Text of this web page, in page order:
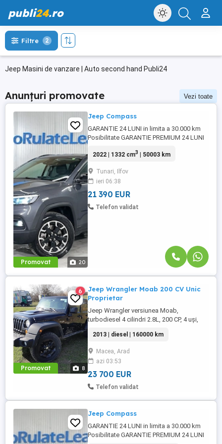
publi24.ro
Jeep Masini de vanzare | Auto second hand Publi24
Filtre 2
Anunțuri promovate Vezi toate
Promovat 20
Jeep Compass
GARANTIE 24 LUNI in limita a 30.000 km
Posibilitate GARANTIE PREMIUM 24 LUNI
CEBIA disponibil Certificat baterie
0% pe o perioada de maxim 6 ani
Aprobare garantata credit pentru
persoane fizice (cu venituri obtinute ...
2022 | 1332 cm3 | 50003 km
Tunari, Ilfov
ieri 06:38
21 390 EUR
Telefon validat
Promovat 8
6
Jeep Wrangler Moab 200 CV Unic
Proprietar
Jeep Wrangler versiunea Moab,
turbodiesel 4 cilindri 2.8L, 200 CP, 4 uși,
piele neagră, se remarcă prin capota
ridicată, hardtop în culoarea caroseriei,
geamuri fumurii, trepte laterale tubulare și
arcade roți negre, anvelope All-Terrain,
suspensie ridicată ...
2013 | diesel | 160000 km
Macea, Arad
azi 03:53
23 700 EUR
Telefon validat
Jeep Compass
GARANTIE 24 LUNI in limita a 30.000 km
Posibilitate GARANTIE PREMIUM 24 LUNI